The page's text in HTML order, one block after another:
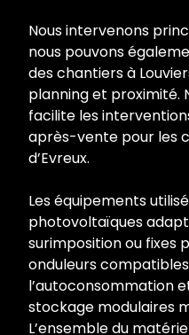
Nous intervenons
nous pouvons
des chantiers à
planning et proximité.
facilite les
après-vente pour les
d’Evreux.
Les équipements
photovoltaïques
surimposition ou fixes
onduleurs
l’autoconsommation
stockage modulaires
L’ensemble du